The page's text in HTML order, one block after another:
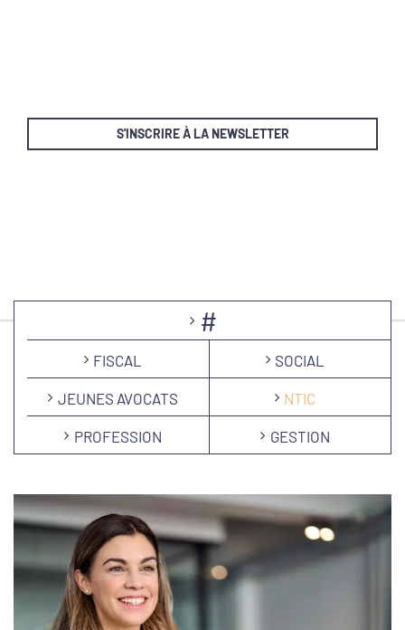
S'INSCRIRE À LA NEWSLETTER
#
FISCAL SOCIAL
JEUNES AVOCATS NTIC
PROFESSION GESTION